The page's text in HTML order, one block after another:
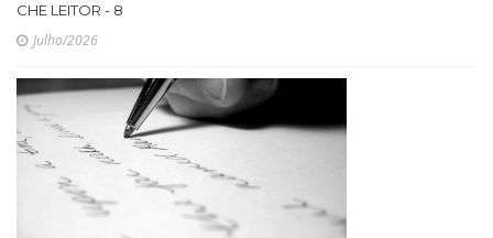
CHE LEITOR - 8
Julho/2026